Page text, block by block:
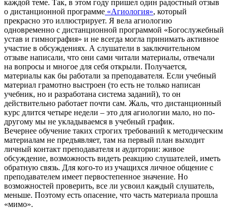
каждой теме. Так, в этом году пришел один радостный отзыв
о дистанционной программе «Агиология», который
прекрасно это иллюстрирует. Я вела агиологию
одновременно с дистанционной программой «Богослужебный
устав и гимнография» и не всегда могла принимать активное
участие в обсуждениях. А слушатели в заключительном
отзыве написали, что они сами читали материалы, отвечали
на вопросы и многое для себя открыли. Получается,
материалы как бы работали за преподавателя. Если учебный
материал грамотно выстроен (то есть не только написан
учебник, но и разработана система заданий), то он
действительно работает почти сам. Жаль, что дистанционный
курс длится четыре недели – это для агиологии мало, но по-
другому мы не укладываемся в учебный график.
Вечернее обучение таких строгих требований к методическим
материалам не предъявляет, там на первый план выходит
личный контакт преподавателя и аудитории: живое
обсуждение, возможность видеть реакцию слушателей, иметь
обратную связь. Для кого-то из учащихся личное общение с
преподавателем имеет первостепенное значение. Но
возможностей проверить, все ли усвоил каждый слушатель,
меньше. Поэтому есть опасение, что часть материала прошла
«мимо».